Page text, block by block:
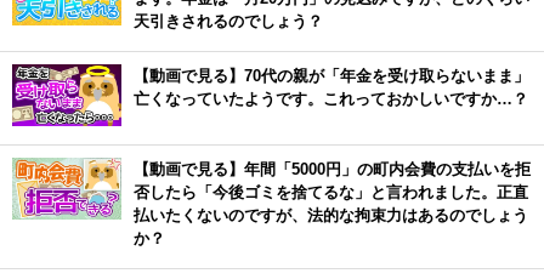
天引きされるのでしょう？
【動画で見る】70代の親が「年金を受け取らないまま」
亡くなっていたようです。これっておかしいですか…？
【動画で見る】年間「5000円」の町内会費の支払いを拒
否したら「今後ゴミを捨てるな」と言われました。正直
払いたくないのですが、法的な拘束力はあるのでしょう
か？